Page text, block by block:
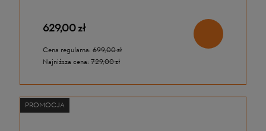
629,00 zł
Cena regularna: 699,00 zł
Najniższa cena: 729,00 zł
PROMOCJA